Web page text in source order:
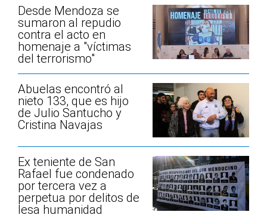
Desde Mendoza se
sumaron al repudio
contra el acto en
homenaje a "víctimas
del terrorismo"
Abuelas encontró al
nieto 133, que es hijo
de Julio Santucho y
Cristina Navajas
Ex teniente de San
Rafael fue condenado
por tercera vez a
perpetua por delitos de
lesa humanidad